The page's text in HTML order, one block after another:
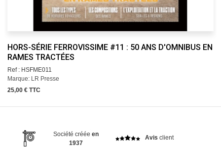
HORS-SÉRIE FERROVISSIME #11 : 50 ANS D'OMNIBUS EN
RAMES TRACTÉES
Ref : HSFME011
Marque: LR Presse
25,00 € TTC
Société créée en
1937
Avis client